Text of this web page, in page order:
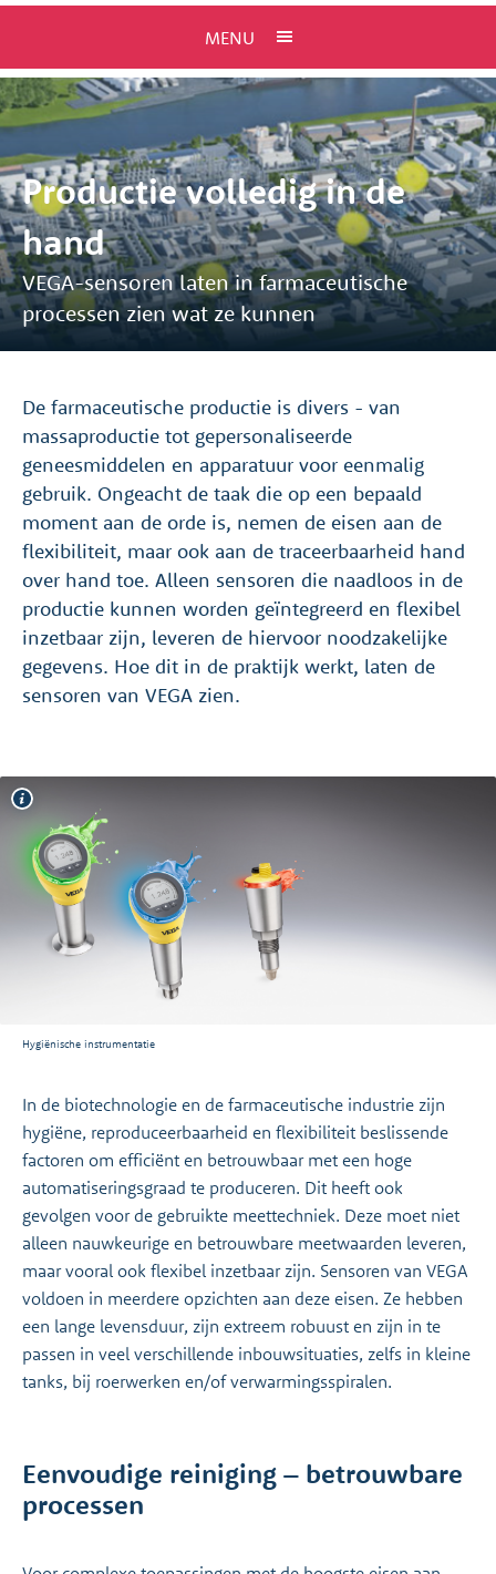
MENU
Productie volledig in de
hand
VEGA-sensoren laten in farmaceutische
processen zien wat ze kunnen
De farmaceutische productie is divers - van
massaproductie tot gepersonaliseerde
geneesmiddelen en apparatuur voor eenmalig
gebruik. Ongeacht de taak die op een bepaald
moment aan de orde is, nemen de eisen aan de
flexibiliteit, maar ook aan de traceerbaarheid hand
over hand toe. Alleen sensoren die naadloos in de
productie kunnen worden geïntegreerd en flexibel
inzetbaar zijn, leveren de hiervoor noodzakelijke
gegevens. Hoe dit in de praktijk werkt, laten de
sensoren van VEGA zien.
Hygiënische instrumentatie
In de biotechnologie en de farmaceutische industrie zijn
hygiëne, reproduceerbaarheid en flexibiliteit beslissende
factoren om efficiënt en betrouwbaar met een hoge
automatiseringsgraad te produceren. Dit heeft ook
gevolgen voor de gebruikte meettechniek. Deze moet niet
alleen nauwkeurige en betrouwbare meetwaarden leveren,
maar vooral ook flexibel inzetbaar zijn. Sensoren van VEGA
voldoen in meerdere opzichten aan deze eisen. Ze hebben
een lange levensduur, zijn extreem robuust en zijn in te
passen in veel verschillende inbouwsituaties, zelfs in kleine
tanks, bij roerwerken en/of verwarmingsspiralen.
Eenvoudige reiniging – betrouwbare
processen